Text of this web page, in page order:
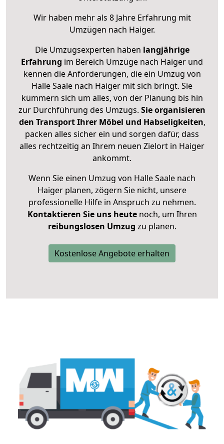
Wir haben mehr als 8 Jahre Erfahrung mit
Umzügen nach Haiger.
Die Umzugsexperten haben langjährige
Erfahrung im Bereich Umzüge nach Haiger und
kennen die Anforderungen, die ein Umzug von
Halle Saale nach Haiger mit sich bringt. Sie
kümmern sich um alles, von der Planung bis hin
zur Durchführung des Umzugs. Sie organisieren
den Transport Ihrer Möbel und Habseligkeiten,
packen alles sicher ein und sorgen dafür, dass
alles rechtzeitig an Ihrem neuen Zielort in Haiger
ankommt.
Wenn Sie einen Umzug von Halle Saale nach
Haiger planen, zögern Sie nicht, unsere
professionelle Hilfe in Anspruch zu nehmen.
Kontaktieren Sie uns heutenoch, um Ihren
reibungslosen Umzug zu planen.
Kostenlose Angebote erhalten